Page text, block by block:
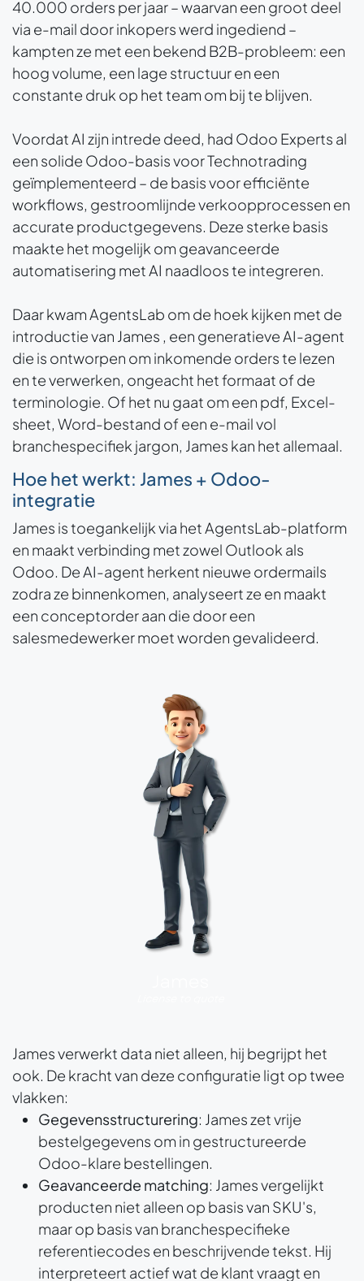
40.000 orders per jaar – waarvan een groot deel
via e-mail door inkopers werd ingediend –
kampten ze met een bekend B2B-probleem: een
hoog volume, een lage structuur en een
constante druk op het team om bij te blijven.
Voordat AI zijn intrede deed, had Odoo Experts al
een solide Odoo-basis voor Technotrading
geïmplementeerd – de basis voor efficiënte
workflows, gestroomlijnde verkoopprocessen en
accurate productgegevens. Deze sterke basis
maakte het mogelijk om geavanceerde
automatisering met AI naadloos te integreren.
Daar kwam AgentsLab om de hoek kijken met de
introductie van James , een generatieve AI-agent
die is ontworpen om inkomende orders te lezen
en te verwerken, ongeacht het formaat of de
terminologie. Of het nu gaat om een pdf, Excel-
sheet, Word-bestand of een e-mail vol
branchespecifiek jargon, James kan het allemaal.
Hoe het we​rkt: James + Odoo-
integratie
James is toegankelijk via het AgentsLab-platform
en maakt verbinding met zowel Outlook als
Odoo. De AI-agent herkent nieuwe ordermails
zodra ze binnenkomen, analyseert ze en maakt
een conceptorder aan die door een
salesmedewerker moet worden gevalideerd.
James verwerkt data niet alleen, hij begrijpt het
ook. De kracht van deze configuratie ligt op twee
vlakken:
Gegevensstructurering: James zet vrije
bestelgegevens om in gestructureerde
Odoo-klare bestellingen.
Geavanceerde matching: James vergelijkt
producten niet alleen op basis van SKU's,
maar op basis van branchespecifieke
referentiecodes en beschrijvende tekst. Hij
interpreteert actief wat de klant vraagt en